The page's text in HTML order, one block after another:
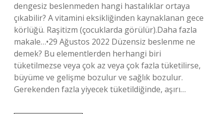
dengesiz beslenmeden hangi hastalıklar ortaya
çıkabilir? A vitamini eksikliğinden kaynaklanan gece
körlüğü. Raşitizm (çocuklarda görülür).Daha fazla
makale…•29 Ağustos 2022 Düzensiz beslenme ne
demek? Bu elementlerden herhangi biri
tüketilmezse veya çok az veya çok fazla tüketilirse,
büyüme ve gelişme bozulur ve sağlık bozulur.
Gerekenden fazla yiyecek tüketildiğinde, aşırı…